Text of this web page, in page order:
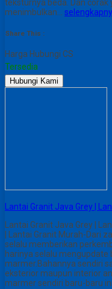
teksturnya beda. Dan
menimbulkan…
Share This :
Harga Hubungi CS
Tersedia
Hubungi Kami
Lantai Granit Java Grey |
Lantai Granit Java Grey |
| Lantai Granit Murah-Dari
selalu memberikan
harinya selalu mengupdate
marmer.Bahannya sendiri
eksterior maupun interior
marmer sendiri baru-baru